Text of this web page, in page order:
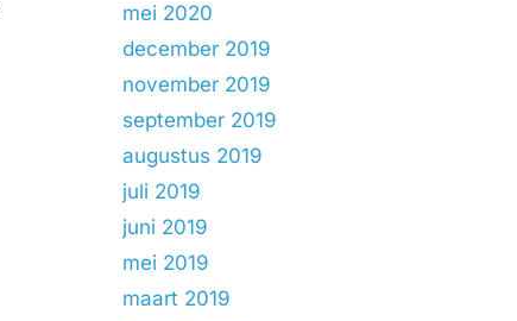
mei 2020
december 2019
november 2019
september 2019
augustus 2019
juli 2019
juni 2019
mei 2019
maart 2019